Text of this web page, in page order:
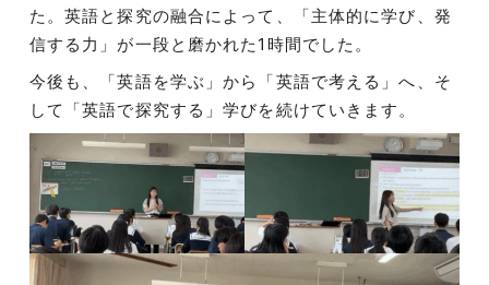
た。英語と探究の融合によって、「主体的に学び、発
信する力」が一段と磨かれた1時間でした。
今後も、「英語を学ぶ」から「英語で考える」へ、そ
して「英語で探究する」学びを続けていきます。